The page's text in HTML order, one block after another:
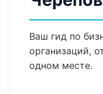
Ваш гид по
организаций,
одном месте.